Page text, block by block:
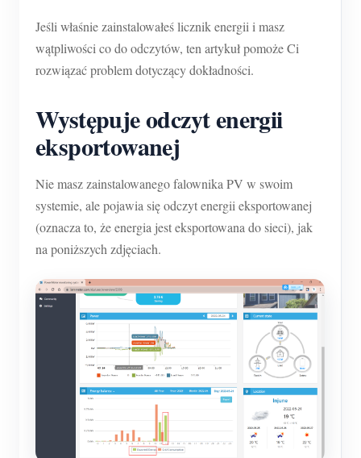
Jeśli właśnie zainstalowałeś licznik energii i masz
wątpliwości co do odczytów, ten artykuł pomoże Ci
rozwiązać problem dotyczący dokładności.
Występuje odczyt energii
eksportowanej
Nie masz zainstalowanego falownika PV w swoim
systemie, ale pojawia się odczyt energii eksportowanej
(oznacza to, że energia jest eksportowana do sieci), jak
na poniższych zdjęciach.